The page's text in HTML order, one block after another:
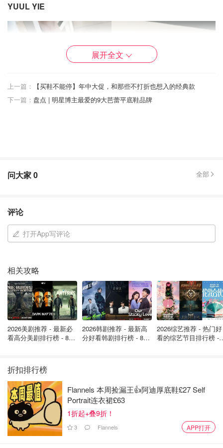
YUUL YIE
Yuul Yie是个韩国设计师品牌。几季设计看下来，潜力无
穷。这双算是比较热门的款式，看似跟roger vivier和
之后，这双鞋子还是有很多Yuul Yie的性格在里面。几何体
的鞋跟和金属椭圆形的装饰都是Yuul Yie惯用元素。
整个鞋子在日常感和隆重感之间平衡的很好。像是roger
该穿什么衣服搭配，白tee和牛仔裤的daliy casual仿佛跟她
们的气场不合。Yuul Yie平衡了这一点，保留了设计感。并
且，裙子阔腿裤，通吃。
展开全文
上一篇：
【买鞋不能停】年中大促，和那些不打折也想入的经典款
下一篇： 盘点 | 明星博主最爱的9大芭蕾平底鞋品牌
问大家0 全部
评论
打开App写评论
相关攻略
2026美剧推荐 - 最新必
看高分美剧排行榜 - 8月
2026韩剧推荐 - 最新高
分好看韩剧排行榜 - 8月
2026综艺推荐 - 热门好
看的综艺节目排行榜 -
折扣排行榜
Flannels 本周捡漏王👍阿迪厚底鞋£27 Self
Portrait连衣裙£63
1折起+叠9折！
3 Flannels APP打开